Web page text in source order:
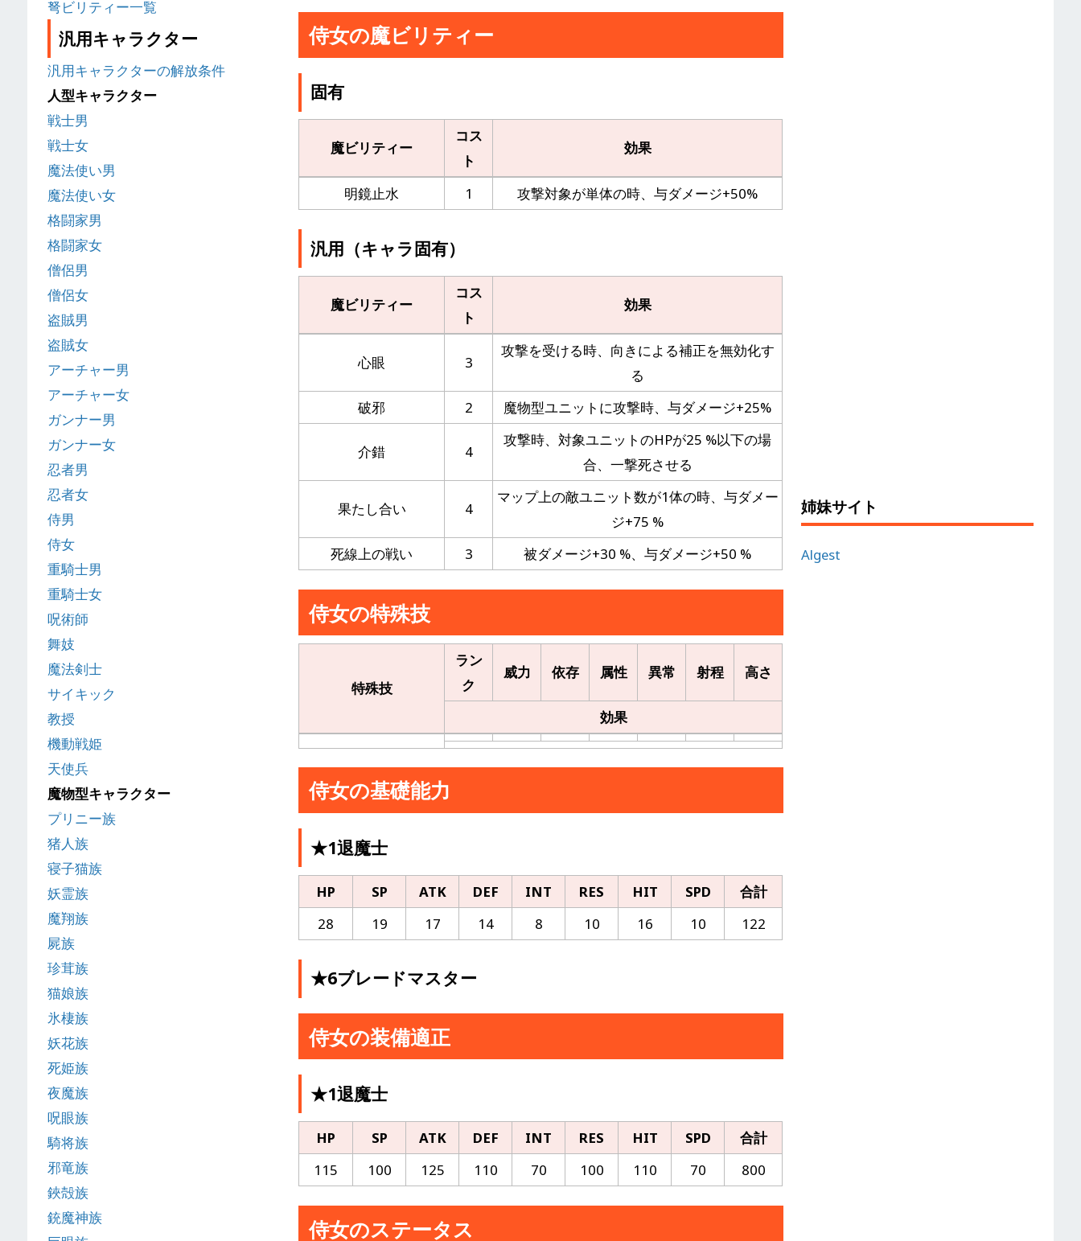
侍女の魔ビリティー
固有
魔ビリティー
コス
ト
効果
明鏡止水 1 攻撃対象が単体の時、与ダメージ+50%
汎用（キャラ固有）
魔ビリティー
コス
ト
効果
心眼 3
攻撃を受ける時、向きによる補正を無効化す
る
破邪
2 魔物型ユニットに攻撃時、与ダメージ+25%
介錯 4
攻撃時、対象ユニットのHPが25 %以下の場
合、一撃死させる
果たし合い 4
マップ上の敵ユニット数が1体の時、与ダメー
ジ+75 %
死線上の戦い
3 被ダメージ+30 %、与ダメージ+50 %
侍女の特殊技
特殊技
ラン
ク
威力 依存 属性 異常 射程 高さ
効果
侍女の基礎能力
★1退魔士
HP SP ATK DEF INT RES HIT SPD
合計
28
19 17 14 8 10 16 10 122
★6ブレードマスター
侍女の装備適正
★1退魔士
HP SP ATK DEF INT RES HIT SPD
合計
115
100 125 110 70 100 110 70 800
侍女のステータス
弩ビリティー一覧
汎用キャラクター
汎用キャラクターの解放条件
人型キャラクター
戦士男
戦士女
魔法使い男
魔法使い女
格闘家男
格闘家女
僧侶男
僧侶女
盗賊男
盗賊女
アーチャー男
アーチャー女
ガンナー男
ガンナー女
忍者男
忍者女
侍男
侍女
重騎士男
重騎士女
呪術師
舞妓
魔法剣士
サイキック
教授
機動戦姫
天使兵
魔物型キャラクター
プリニー族
猪人族
寝子猫族
妖霊族
魔翔族
屍族
珍茸族
猫娘族
氷棲族
妖花族
死姫族
夜魔族
呪眼族
騎将族
邪竜族
鋏殻族
銃魔神族
姉妹サイト
Algest